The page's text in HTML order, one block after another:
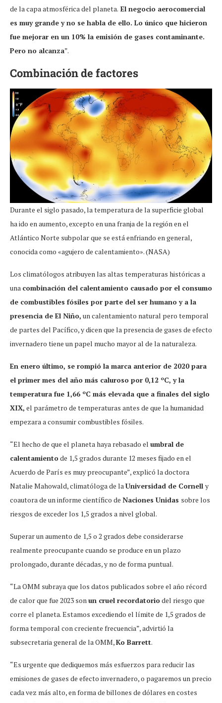
de la capa atmosférica del planeta. El negocio aerocomercial
es muy grande y no se habla de ello. Lo único que hicieron
fue mejorar en un 10% la emisión de gases contaminante.
Pero no alcanza”.
Combinación de factores
Durante el siglo pasado, la temperatura de la superficie global
ha ido en aumento, excepto en una franja de la región en el
Atlántico Norte subpolar que se está enfriando en general,
conocida como «agujero de calentamiento». (NASA)
Los climatólogos atribuyen las altas temperaturas históricas a
una combinación del calentamiento causado por el consumo
de combustibles fósiles por parte del ser humano y a la
presencia de El Niño, un calentamiento natural pero temporal
de partes del Pacífico, y dicen que la presencia de gases de efecto
invernadero tiene un papel mucho mayor al de la naturaleza.
En enero último, se rompió la marca anterior de 2020 para
el primer mes del año más caluroso por 0,12 ºC, y la
temperatura fue 1,66 ºC más elevada que a finales del siglo
XIX, el parámetro de temperaturas antes de que la humanidad
empezara a consumir combustibles fósiles.
“El hecho de que el planeta haya rebasado el umbral de
calentamientode 1,5 grados durante 12 meses fijado en el
Acuerdo de París es muy preocupante”, explicó la doctora
Natalie Mahowald, climatóloga de la Universidad de Cornell y
coautora de un informe científico de Naciones Unidas sobre los
riesgos de exceder los 1,5 grados a nivel global.
Superar un aumento de 1,5 o 2 grados debe considerarse
realmente preocupante cuando se produce en un plazo
prolongado, durante décadas, y no de forma puntual.
“La OMM subraya que los datos publicados sobre el año récord
de calor que fue 2023 son un cruel recordatoriodel riesgo que
corre el planeta. Estamos excediendo el límite de 1,5 grados de
forma temporal con creciente frecuencia”, advirtió la
subsecretaria general de la OMM,Ko Barrett.
“Es urgente que dediquemos más esfuerzos para reducir las
emisiones de gases de efecto invernadero, o pagaremos un precio
cada vez más alto, en forma de billones de dólares en costes